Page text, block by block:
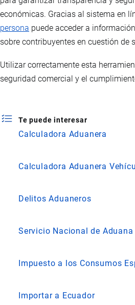
económicas. Gracias al sistema en
persona puede acceder a
sobre contribuyentes en cuestión de
Utilizar correctamente esta
seguridad comercial y el
Te puede interesar
Calculadora Aduanera
Calculadora Aduanera
Delitos Aduaneros
Servicio Nacional de
Impuesto a los Consumos
Importar a Ecuador